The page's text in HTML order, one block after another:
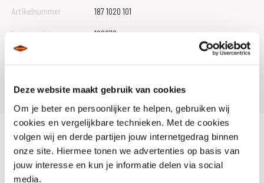
Deze website maakt gebruik van cookies
Om je beter en persoonlijker te helpen, gebruiken wij
cookies en vergelijkbare technieken. Met de cookies
volgen wij en derde partijen jouw internetgedrag binnen
onze site. Hiermee tonen we advertenties op basis van
jouw interesse en kun je informatie delen via social
media.
Artikelnummer
187 1020 101
Leveranciersnummer
109972
SKU
Veilige montage op het STREET-RACK of ADVENTURE-RACK met een
enkele handbeweging dankzij het DHV-systeem (snelsluiting).
Motor-specifieke STREET-RACK- of ADVENTURE-RACK-rekken